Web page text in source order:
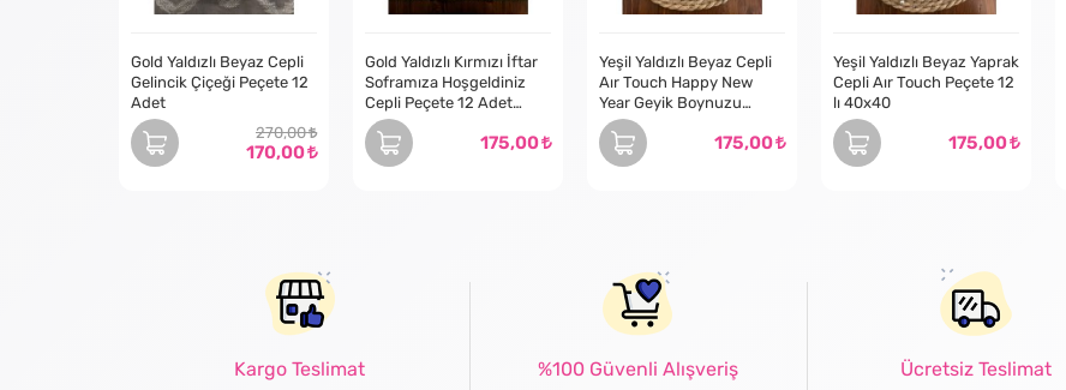
Gold Yaldızlı Beyaz Cepli
Gelincik Çiçeği Peçete 12
Adet
270,00
170,00
Gold Yaldızlı Kırmızı İftar
Soframıza Hoşgeldiniz
Cepli Peçete 12 Adet
40x40
175,00
Yeşil Yaldızlı Beyaz Cepli
Aır Touch Happy New
Year Geyik Boynuzu
Peçete 12 Adet 40x40
175,00
Yeşil Yaldızlı Beyaz Yaprak
Cepli Aır Touch Peçete 12
lı 40x40
175,00
Kargo Teslimat %100 Güvenli Alışveriş Ücretsiz Teslimat